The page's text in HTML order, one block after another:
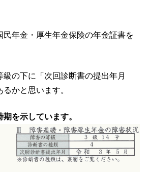
民年金・厚生年金保険の年金証書を
の下に「次回診断書の提出年月
かと思います。
を示しています。